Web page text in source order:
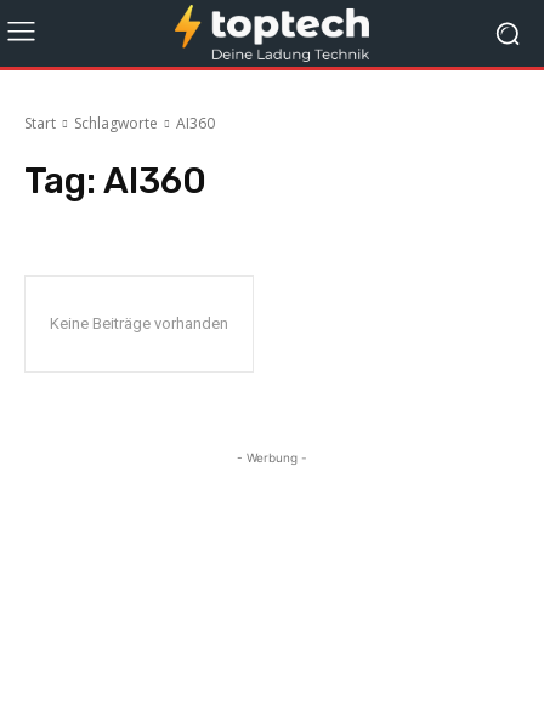
Start Schlagworte AI360
Tag: AI360
Keine Beiträge vorhanden
- Werbung -